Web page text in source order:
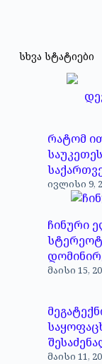
სხვა სტატიები
რატომ
ივლისი 9,
ჩინური
მაისი 15,
მაისი 11,